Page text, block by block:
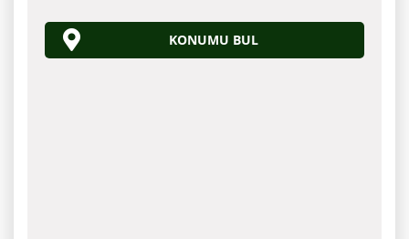
KONUMU BUL